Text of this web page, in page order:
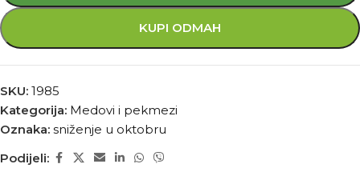
KUPI ODMAH
SKU: 1985
Kategorija: Medovi i pekmezi
Oznaka: sniženje u oktobru
Podijeli: